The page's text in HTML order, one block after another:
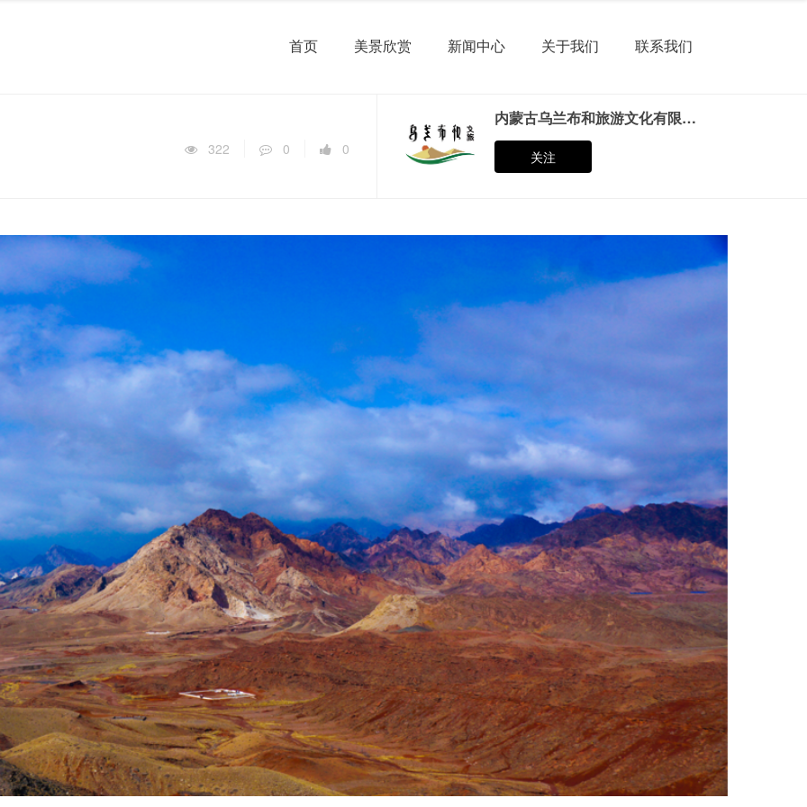
首页 美景欣赏 新闻中心 关于我们 联系我们
322 0 0
内蒙古乌兰布和旅游文化有限公司
关注